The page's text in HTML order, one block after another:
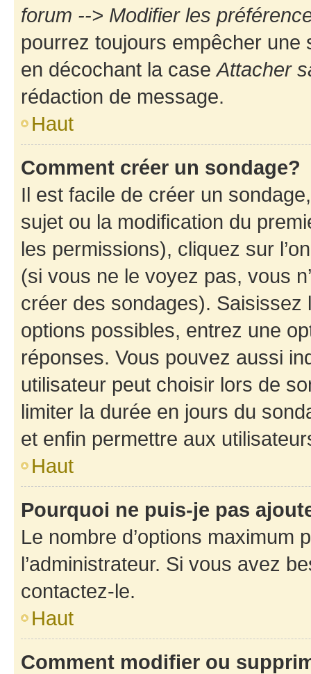
forum --> Modifier les
pourrez toujours empêcher une
en décochant la caseAttacher
rédaction de message.
Haut
Comment créer un sondage?
Il est facile de créer un
sujet ou la modification du
les permissions), cliquez sur
(si vous ne le voyez pas, vous
créer des sondages).
options possibles, entrez une
réponses. Vous pouvez aussi
utilisateur peut choisir lors de
limiter la durée en jours du
et enfin permettre aux
Haut
Pourquoi ne puis-je pas
Le nombre d’options maximum
l’administrateur. Si vous avez
contactez-le.
Haut
Comment modifier ou